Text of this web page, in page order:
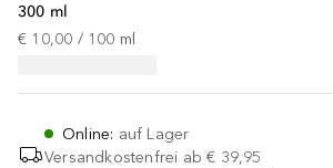
300 ml
€ 10,00 / 100 ml
Online: auf Lager
Versandkostenfrei ab € 39,95